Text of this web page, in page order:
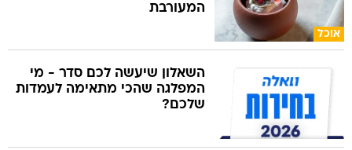
אוכל
המעורבת
השאלון שיעשה לכם סדר - מי
המפלגה שהכי מתאימה לעמדות
שלכם?